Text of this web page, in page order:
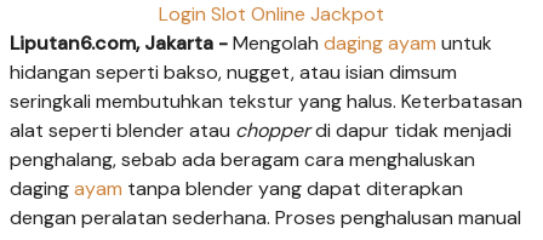
Login Slot Online Jackpot
Liputan6.com, Jakarta -Mengolah daging ayam untuk
hidangan seperti bakso, nugget, atau isian dimsum
seringkali membutuhkan tekstur yang halus. Keterbatasan
alat seperti blender atau chopperdi dapur tidak menjadi
penghalang, sebab ada beragam cara menghaluskan
dagingayam tanpa blender yang dapat diterapkan
dengan peralatan sederhana. Proses penghalusan manual